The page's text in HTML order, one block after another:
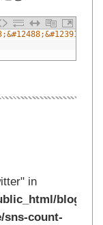
in
sns-count-